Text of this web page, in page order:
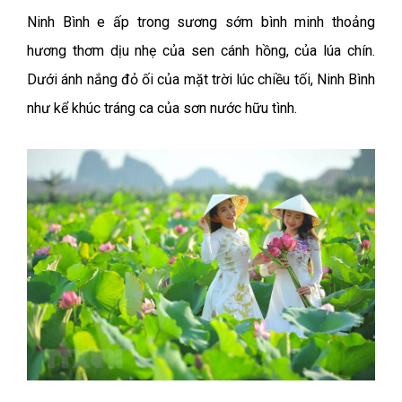
Ninh Bình e ấp trong sương sớm bình minh thoảng
hương thơm dịu nhẹ của sen cánh hồng, của lúa chín.
Dưới ánh nắng đỏ ối của mặt trời lúc chiều tối, Ninh Bình
như kể khúc tráng ca của sơn nước hữu tình.